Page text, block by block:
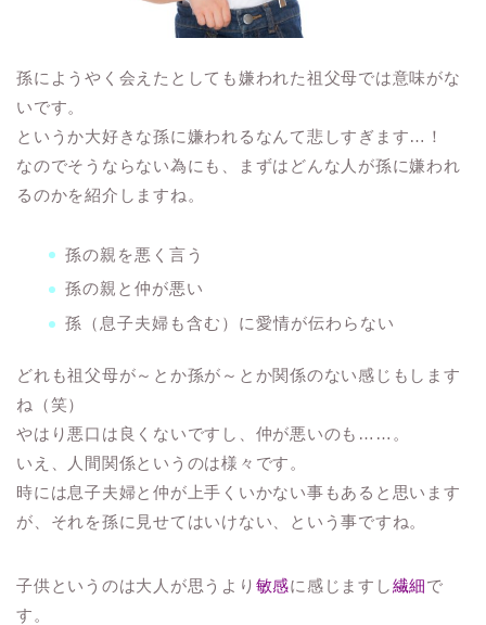
孫にようやく会えたとしても嫌われた祖父母では意味がな
いです。
というか大好きな孫に嫌われるなんて悲しすぎます…！
なのでそうならない為にも、まずはどんな人が孫に嫌われ
るのかを紹介しますね。
孫の親を悪く言う
孫の親と仲が悪い
孫（息子夫婦も含む）に愛情が伝わらない
どれも祖父母が～とか孫が～とか関係のない感じもします
ね（笑）
やはり悪口は良くないですし、仲が悪いのも……。
いえ、人間関係というのは様々です。
時には息子夫婦と仲が上手くいかない事もあると思います
が、それを孫に見せてはいけない、という事ですね。
子供というのは大人が思うより 敏感に感じますし繊細で
す。